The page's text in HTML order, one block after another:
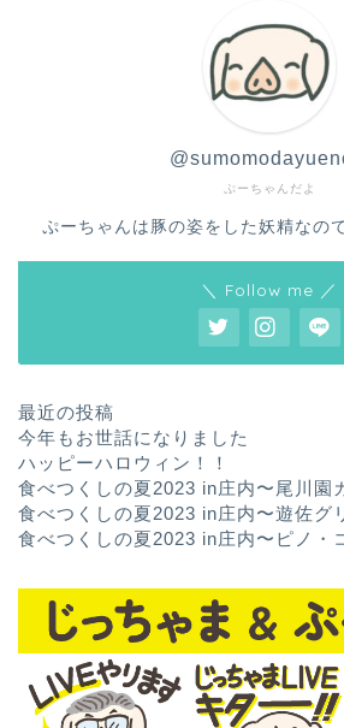
ぷーちゃんだよ
ぷーちゃんは豚の姿をした妖精なの
＼ Follow me ／
最近の投稿
今年もお世話になりました
ハッピーハロウィン！！
食べつくしの夏2023 in庄内〜尾川園
食べつくしの夏2023 in庄内〜遊佐グ
食べつくしの夏2023 in庄内〜ピノ・